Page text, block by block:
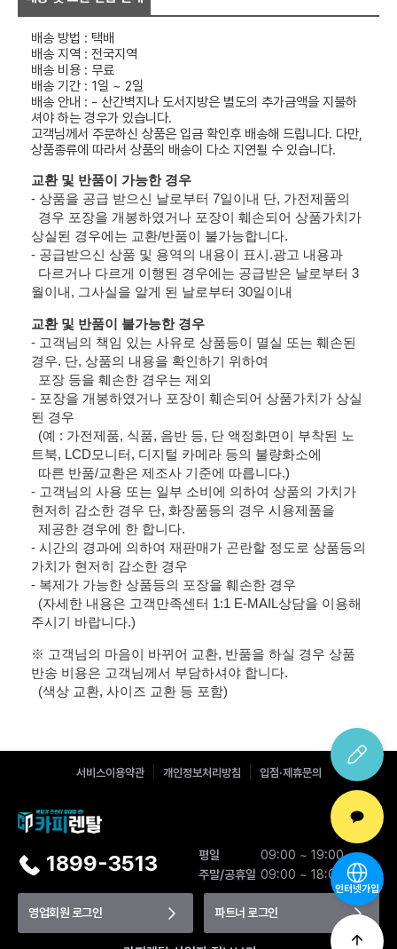
배송 방법 : 택배
배송 지역 : 전국지역
배송 비용 : 무료
배송 기간 : 1일 ~ 2일
배송 안내 : - 산간벽지나 도서지방은 별도의 추가금액을 지불하
셔야 하는 경우가 있습니다.
고객님께서 주문하신 상품은 입금 확인후 배송해 드립니다. 다만,
상품종류에 따라서 상품의 배송이 다소 지연될 수 있습니다.
교환 및 반품이 가능한 경우
- 상품을 공급 받으신 날로부터 7일이내 단, 가전제품의
경우 포장을 개봉하였거나 포장이 훼손되어 상품가치가
상실된 경우에는 교환/반품이 불가능합니다.
- 공급받으신 상품 및 용역의 내용이 표시.광고 내용과
다르거나 다르게 이행된 경우에는 공급받은 날로부터 3
월이내, 그사실을 알게 된 날로부터 30일이내
교환 및 반품이 불가능한 경우
- 고객님의 책임 있는 사유로 상품등이 멸실 또는 훼손된
경우. 단, 상품의 내용을 확인하기 위하여
포장 등을 훼손한 경우는 제외
- 포장을 개봉하였거나 포장이 훼손되어 상품가치가 상실
된 경우
(예 : 가전제품, 식품, 음반 등, 단 액정화면이 부착된 노
트북, LCD모니터, 디지털 카메라 등의 불량화소에
따른 반품/교환은 제조사 기준에 따릅니다.)
- 고객님의 사용 또는 일부 소비에 의하여 상품의 가치가
현저히 감소한 경우 단, 화장품등의 경우 시용제품을
제공한 경우에 한 합니다.
- 시간의 경과에 의하여 재판매가 곤란할 정도로 상품등의
가치가 현저히 감소한 경우
- 복제가 가능한 상품등의 포장을 훼손한 경우
(자세한 내용은 고객만족센터 1:1 E-MAIL상담을 이용해
주시기 바랍니다.)
※ 고객님의 마음이 바뀌어 교환, 반품을 하실 경우 상품
반송 비용은 고객님께서 부담하셔야 합니다.
(색상 교환, 사이즈 교환 등 포함)
서비스이용약관 개인정보처리방침 입점·제휴문의
1899-3513 평일
09:00 ~ 19:00
주말/공휴일 09:00 ~ 18:00
영업회원 로그인 파트너 로그인
인터넷가입